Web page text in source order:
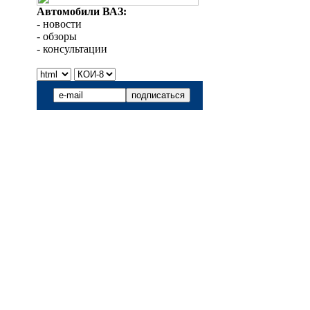
Автомобили ВАЗ:
- новости
- обзоры
- консультации